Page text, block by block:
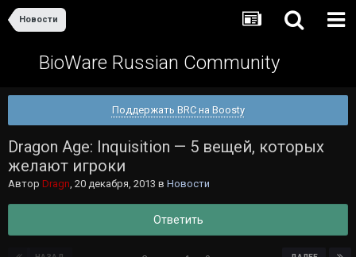
Новости
BioWare Russian Community
Поддержать BRC на Boosty
Dragon Age: Inquisition — 5 вещей, которых
желают игроки
Автор Dragn, 20 декабря, 2013 в Новости
Ответить